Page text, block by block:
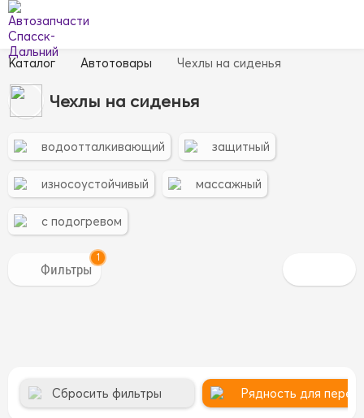
Каталог Автотовары Чехлы на сиденья
Чехлы на сиденья
водоотталкивающий защитный
износоустойчивый массажный
с подогревом
1
Сбросить фильтры Рядность для